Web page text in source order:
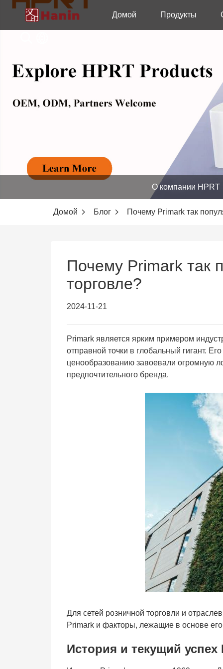
Домой Продукты
О компании HPRT
Домой Блог Почему Primark так
Почему Primark так
торговле?
2024-11-21
Primark является ярким примером
отправной точки в глобальный гигант.
ценообразованию завоевали огромную
предпочтительного бренда.
Для сетей розничной торговли и
Primark и факторы, лежащие в основе
История и текущий успех